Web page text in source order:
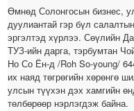
Өмнөд Солонгосын бизнес,
дуулиантай гэр бүл
эргэлтэд хүрлээ. Сөүлийн
ТУЗ-ийн дарга, тэрбумтан
Но Со Ён-д /Roh So-young/
их наяд төгрөгийн хөрөнгө
улсын түүхэн дэх хамгийн
төлбөрөөр нэрлэгдэж байна.